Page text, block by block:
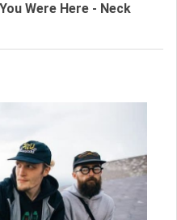
Were Here - Neck